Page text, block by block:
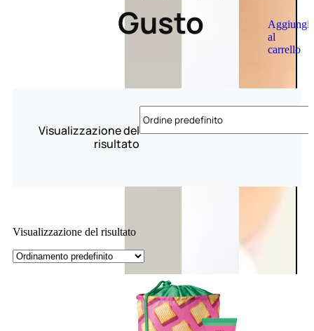
Aggiungi
al
carrello
Gusto
Visualizzazione del
risultato
Visualizzazione del risultato